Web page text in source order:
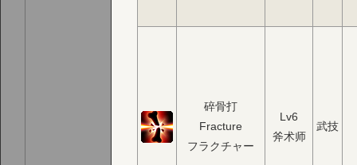
碎骨打
Fracture
フラクチャー
Lv6
斧术师
武技